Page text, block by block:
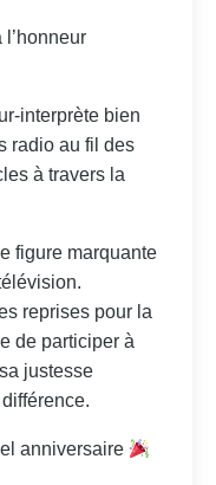
interprète bien
radio au fil des
à travers la
figure marquante
reprises pour la
de participer à
justesse
anniversaire